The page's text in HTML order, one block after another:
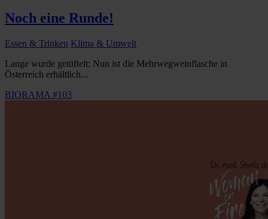
Noch eine Runde!
Essen & Trinken Klima & Umwelt
Lange wurde getüftelt: Nun ist die Mehrwegweinflasche in
Österreich erhältlich...
BIORAMA #103